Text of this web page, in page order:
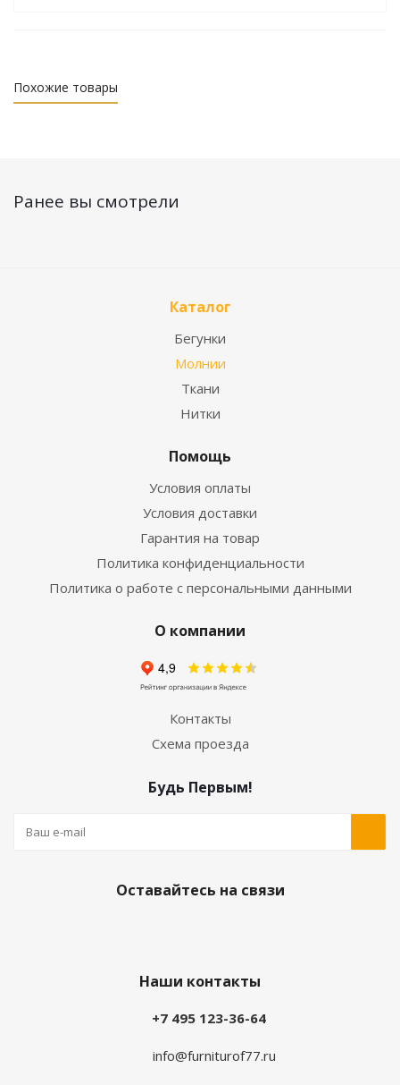
Похожие товары
Ранее вы смотрели
Каталог
Бегунки
Молнии
Ткани
Нитки
Помощь
Условия оплаты
Условия доставки
Гарантия на товар
Политика конфиденциальности
Политика о работе с персональными данными
О компании
Контакты
Схема проезда
Будь Первым!
Оставайтесь на связи
Наши контакты
+7 495 123-36-64
info@furniturof77.ru